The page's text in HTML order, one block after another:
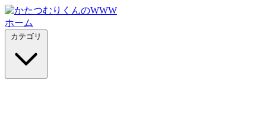
ホーム
カテゴリ